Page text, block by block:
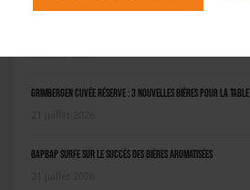
22 juillet 2026
Grimbergen Cuvée Réserve : 3 nouvelles bières pour la table
BAPBAP surfe sur le succès des bières aromatisées